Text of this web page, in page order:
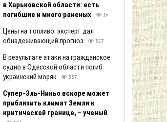
в Харьковской области: есть
погибшие и много раненых
1т
Цены на топливо: эксперт дал
обнадеживающий прогноз
357
В результате атаки на гражданское
судно в Одесской области погиб
украинский моряк
337
Супер-Эль-Ниньо вскоре может
приблизить климат Земли к
критической границе, – ученый